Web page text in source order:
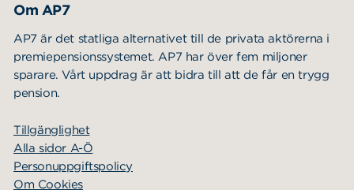
Om AP7
AP7 är det statliga alternativet till de privata aktörerna i
premiepensionssystemet. AP7 har över fem miljoner
sparare. Vårt uppdrag är att bidra till att de får en trygg
pension.
Tillgänglighet
Alla sidor A-Ö
Personuppgiftspolicy
Om Cookies